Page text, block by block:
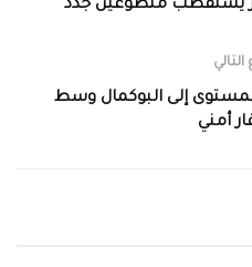
يستقطب متطوعين جدد
إلى البوكمال وسط
أمني